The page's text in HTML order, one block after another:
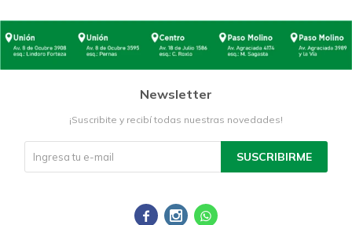
Newsletter
¡Suscribite y recibí todas nuestras novedades!
SUSCRIBIRME
  